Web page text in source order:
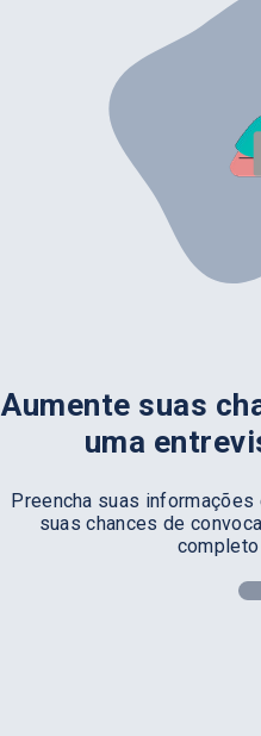
Aumente suas
uma
Preencha suas informações
suas chances de